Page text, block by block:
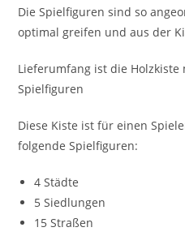
Die Spielfiguren sind so
optimal greifen und aus der
Lieferumfang ist die
Spielfiguren
Diese Kiste ist für einen
folgende Spielfiguren:
4 Städte
5 Siedlungen
15 Straßen